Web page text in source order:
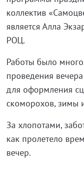
коллектив
является Алла
РОЦ.
Работы было
проведения
для оформления
скоморохов, зимы
За хлопотами,
как пролетело
вечер.